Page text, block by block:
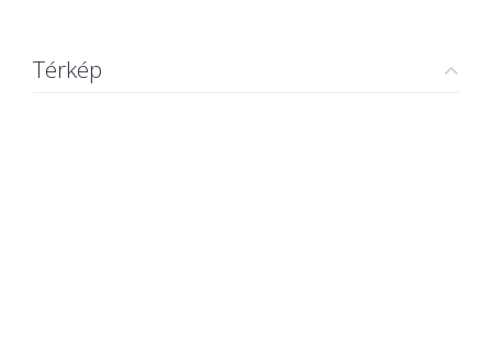
Térkép